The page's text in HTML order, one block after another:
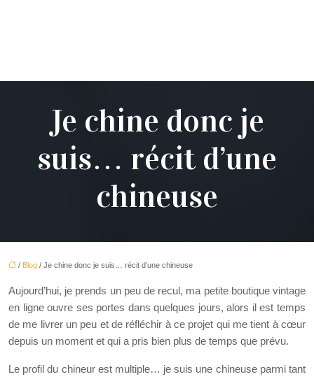
Je chine donc je
suis… récit d’une
chineuse
/ Blog / Je chine donc je suis… récit d’une chineuse
Aujourd’hui, je prends un peu de recul, ma petite boutique vintage
en ligne ouvre ses portes dans quelques jours, alors il est temps
de me livrer un peu et de réfléchir à ce projet qui me tient à cœur
depuis un moment et qui a pris bien plus de temps que prévu.
Le profil du chineur est multiple… je suis une chineuse parmi tant